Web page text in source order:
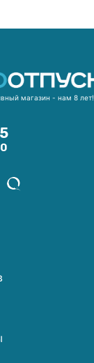
магазин - нам 8 лет!